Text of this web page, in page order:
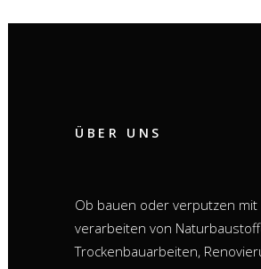
ÜBER UNS
Ob bauen oder verputzen mit
verarbeiten von
Trockenbauarbeiten,